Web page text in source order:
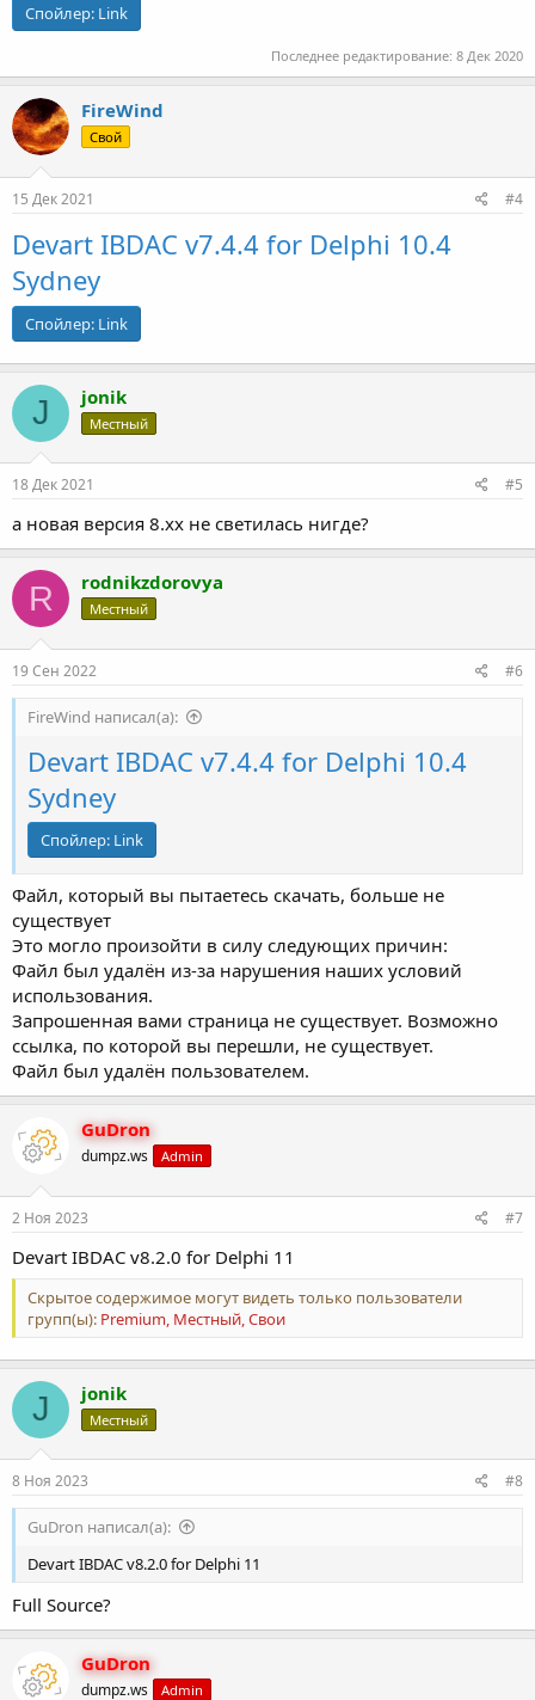
Спойлер: Link
Последнее редактирование: 8 Дек 2020
FireWind
Свой
15 Дек 2021 #4
Devart IBDAC v7.4.4 for Delphi 10.4
Sydney
Спойлер: Link
J jonik
Местный
18 Дек 2021 #5
а новая версия 8.xx не светилась нигде?
R rodnikzdorovya
Местный
19 Сен 2022 #6
FireWind написал(а):
Devart IBDAC v7.4.4 for Delphi 10.4
Sydney
Спойлер: Link
Файл, который вы пытаетесь скачать, больше не
существует
Это могло произойти в силу следующих причин:
Файл был удалён из-за нарушения наших условий
использования.
Запрошенная вами страница не существует. Возможно
ссылка, по которой вы перешли, не существует.
Файл был удалён пользователем.
GuDron
dumpz.ws Admin
2 Ноя 2023 #7
Devart IBDAC v8.2.0 for Delphi 11
Скрытое содержимое могут видеть только пользователи
групп(ы): Premium, Местный, Свои
J jonik
Местный
8 Ноя 2023 #8
GuDron написал(а):
Devart IBDAC v8.2.0 for Delphi 11
Full Source?
GuDron
dumpz.ws Admin